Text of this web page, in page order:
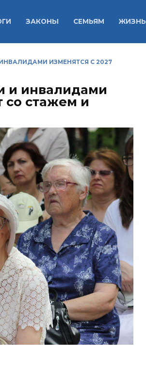
ЗАКОНЫ СЕМЬЯМ ЖИЗНЬ
ИЗМЕНЯТСЯ С 2027
и инвалидами
со стажем и